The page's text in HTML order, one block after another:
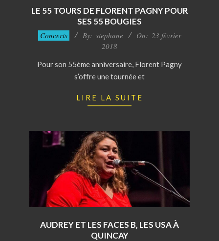
LE 55 TOURS DE FLORENT PAGNY POUR
SES 55 BOUGIES
2018-Concerts By: stephane On: 23 février
2018
Pour son 55ème anniversaire, Florent Pagny
s’offre une tournée et
LIRE LA SUITE
AUDREY ET LES FACES B, LES USA À
QUINCAY